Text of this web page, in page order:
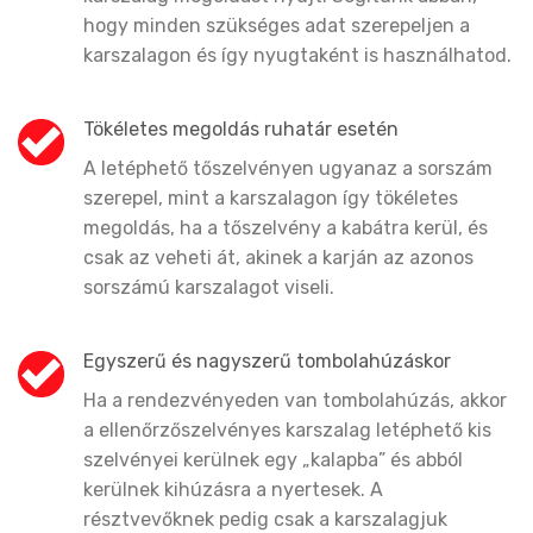
hogy minden szükséges adat szerepeljen a
karszalagon és így nyugtaként is használhatod.
Tökéletes megoldás ruhatár esetén
A letéphető tőszelvényen ugyanaz a sorszám
szerepel, mint a karszalagon így tökéletes
megoldás, ha a tőszelvény a kabátra kerül, és
csak az veheti át, akinek a karján az azonos
sorszámú karszalagot viseli.
Egyszerű és nagyszerű tombolahúzáskor
Ha a rendezvényeden van tombolahúzás, akkor
a ellenőrzőszelvényes karszalag letéphető kis
szelvényei kerülnek egy „kalapba” és abból
kerülnek kihúzásra a nyertesek. A
résztvevőknek pedig csak a karszalagjuk